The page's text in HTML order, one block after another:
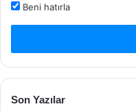
Beni hatırla
Son Yazılar